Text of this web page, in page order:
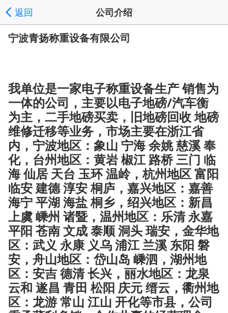
返回 公司介绍
宁波青扬称重设备有限公司
我单位是一家电子称重设备生产 销售为
一体的公司，主要以电子地磅/汽车衡
为主，二手地磅买卖，旧地磅回收 地磅
维修迁移等业务，市场主要在浙江省
内，宁波地区：象山 宁海 余姚 慈溪 奉
化，台州地区：黄岩 椒江 路桥 三门 临
海 仙居 天台 玉环 温岭，杭州地区 富阳
临安 建德 淳安 桐庐，嘉兴地区：嘉善
海宁 平湖 海盐 桐乡，绍兴地区：新昌
上虞 嵊州 诸暨，温州地区：乐清 永嘉
平阳 苍南 文成 泰顺 洞头 瑞安，金华地
区：武义 永康 义乌 浦江 兰溪 东阳 磐
安，舟山地区：岱山岛 嵊泗，湖州地
区：安吉 德清 长兴，丽水地区：龙泉
云和 遂昌 青田 松阳 庆元 缙云，衢州地
区：龙游 常山 江山 开化等市县，公司